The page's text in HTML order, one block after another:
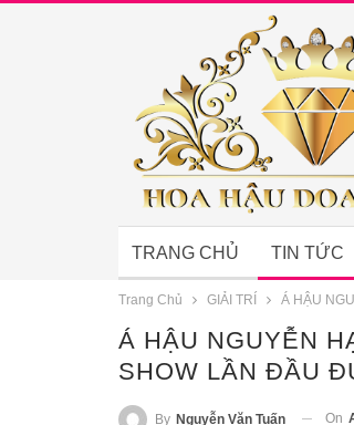
TRANG CHỦ TIN TỨC
Trang Chủ GIẢI TRÍ Á HẬU
Á HẬU NGUYỄN
SHOW LẦN ĐẦU
By Nguyễn Văn Tuấn On